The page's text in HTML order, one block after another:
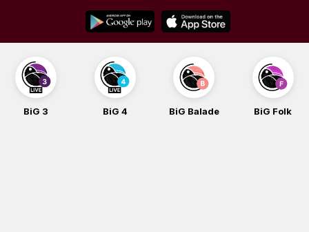
content
BiG 3 BiG 4 BiG Balade BiG Folk